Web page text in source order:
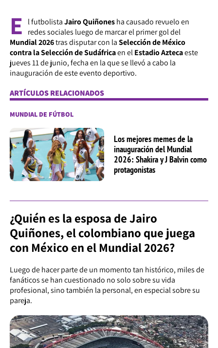
E l futbolistaJairo Quiñonesha causado revuelo en
redes sociales luego de marcar el primer gol del
Mundial 2026tras disputar con laSelección de México
contra la Selección de Sudáfricaen elEstadio Aztecaeste
jueves 11 de junio, fecha en la que se llevó a cabo la
inauguración de este evento deportivo.
ARTÍCULOS RELACIONADOS
MUNDIAL DE FÚTBOL
Los mejores memes de la
inauguración del Mundial
2026: Shakira y J Balvin como
protagonistas
¿Quién es la esposa de Jairo
Quiñones, el colombiano que juega
con México en el Mundial 2026?
Luego de hacer parte de un momento tan histórico, miles de
fanáticos se han cuestionado no solo sobre su vida
profesional, sino también la personal, en especial sobre su
pareja.